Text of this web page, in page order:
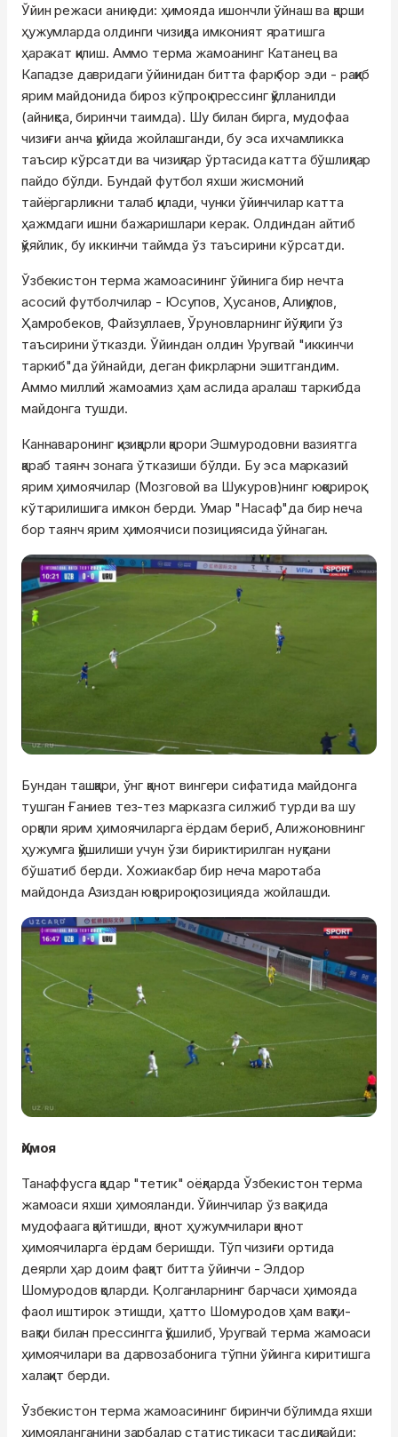
Ўйин режаси аниқ эди: ҳимояда ишончли ўйнаш ва қарши
ҳужумларда олдинги чизиқда имконият яратишга
ҳаракат қилиш. Аммо терма жамоанинг Катанец ва
Кападзе давридаги ўйинидан битта фарқ бор эди - рақиб
ярим майдонида бироз кўпроқ прессинг қўлланилди
(айниқса, биринчи таимда). Шу билан бирга, мудофаа
чизиғи анча қуйида жойлашганди, бу эса ихчамликка
таъсир кўрсатди ва чизиқлар ўртасида катта бўшлиқлар
пайдо бўлди. Бундай футбол яхши жисмоний
тайёргарликни талаб қилади, чунки ўйинчилар катта
ҳажмдаги ишни бажаришлари керак. Олдиндан айтиб
қўяйлик, бу иккинчи таймда ўз таъсирини кўрсатди.
Ўзбекистон терма жамоасининг ўйинига бир нечта
асосий футболчилар - Юсупов, Ҳусанов, Алиқулов,
Ҳамробеков, Файзуллаев, Ўруновларнинг йўқлиги ўз
таъсирини ўтказди. Ўйиндан олдин Уругвай "иккинчи
таркиб"да ўйнайди, деган фикрларни эшитгандим.
Аммо миллий жамоамиз ҳам аслида аралаш таркибда
майдонга тушди.
Каннаваронинг қизиқарли қарори Эшмуродовни вазиятга
қараб таянч зонага ўтказиши бўлди. Бу эса марказий
ярим ҳимоячилар (Мозговой ва Шукуров)нинг юқорироқ
кўтарилишига имкон берди. Умар "Насаф"да бир неча
бор таянч ярим ҳимоячиси позициясида ўйнаган.
Бундан ташқари, ўнг қанот вингери сифатида майдонга
тушган Ғаниев тез-тез марказга силжиб турди ва шу
орқали ярим ҳимоячиларга ёрдам бериб, Алижоновнинг
ҳужумга қўшилиши учун ўзи бириктирилган нуқтани
бўшатиб берди. Хожиакбар бир неча маротаба
майдонда Азиздан юқорироқ позицияда жойлашди.
Ҳимоя
Танаффусга қадар "тетик" оёқларда Ўзбекистон терма
жамоаси яхши ҳимояланди. Ўйинчилар ўз вақтида
мудофаага қайтишди, қанот ҳужумчилари қанот
ҳимоячиларга ёрдам беришди. Тўп чизиғи ортида
деярли ҳар доим фақат битта ўйинчи - Элдор
Шомуродов қоларди. Қолганларнинг барчаси ҳимояда
фаол иштирок этишди, ҳатто Шомуродов ҳам вақти-
вақти билан прессингга қўшилиб, Уругвай терма жамоаси
ҳимоячилари ва дарвозабонига тўпни ўйинга киритишга
халақит берди.
Ўзбекистон терма жамоасининг биринчи бўлимда яхши
ҳимояланганини зарбалар статистикаси тасдиқлайди: